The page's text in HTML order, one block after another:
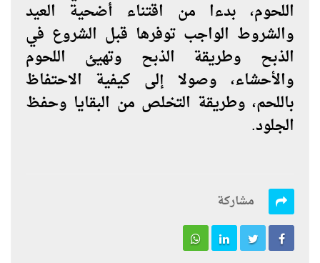
اللحوم، بدءا من اقتناء أضحية العيد
والشروط الواجب توفرها قبل الشروع في
الذبح وطريقة الذبح وتهيئ اللحوم
والأحشاء، وصولا إلى كيفية الاحتفاظ
باللحم، وطريقة التخلص من البقايا وحفظ
الجلود.
مشاركة